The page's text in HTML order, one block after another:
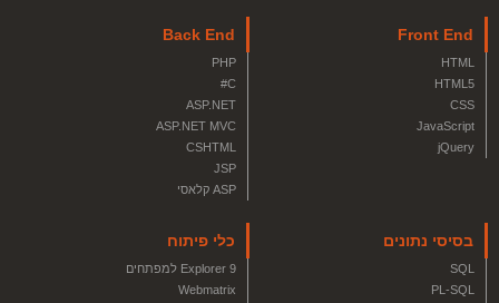
Front End
HTML
HTML5
CSS
JavaScript
jQuery
Back End
PHP
C#
ASP.NET
ASP.NET MVC
CSHTML
JSP
ASP קלאסי
בסיסי נתונים
SQL
PL-SQL
כלי פיתוח
Explorer 9 למפתחים
Webmatrix